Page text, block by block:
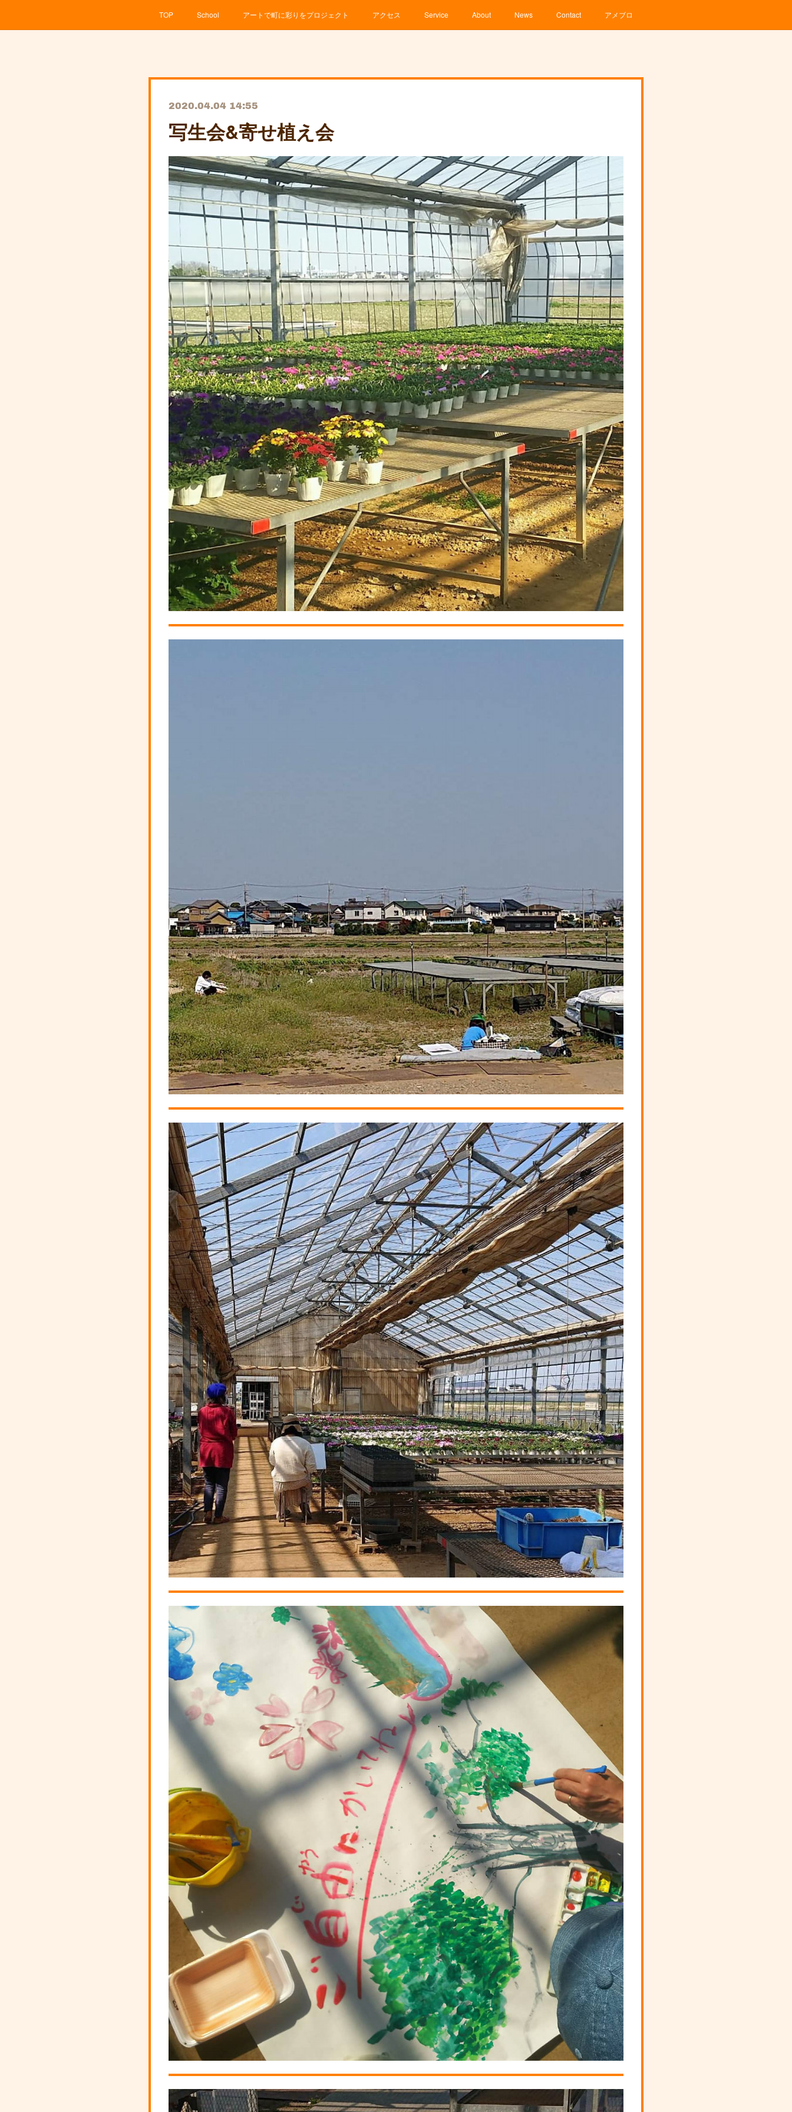
TOP School アートで町に彩りをプロジェクト アクセス Service About News Contact アメブロ
2020.04.04 14:55
写生会&寄せ植え会